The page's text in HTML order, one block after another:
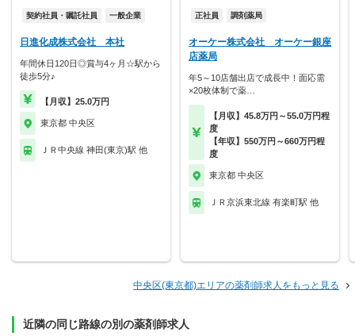
契約社員・嘱託社員 一般企業
日進化成株式会社 本社
年間休日120日◎賞与4ヶ月☆駅から
徒歩5分♪
【月収】25.0万円
東京都 中央区
ＪＲ中央線 神田(東京)駅 他
正社員 調剤薬局
オーケー株式会社 オーケー銀座
店薬局
年5～10店舗出店で成長中！面応需
×20枚体制で薬…
【月収】45.8万円～55.0万円程
度
【年収】550万円～660万円程
度
東京都 中央区
ＪＲ京浜東北線 有楽町駅 他
中央区(東京都)エリアの薬剤師求人をもっと見る
近隣の同じ路線の別の薬剤師求人